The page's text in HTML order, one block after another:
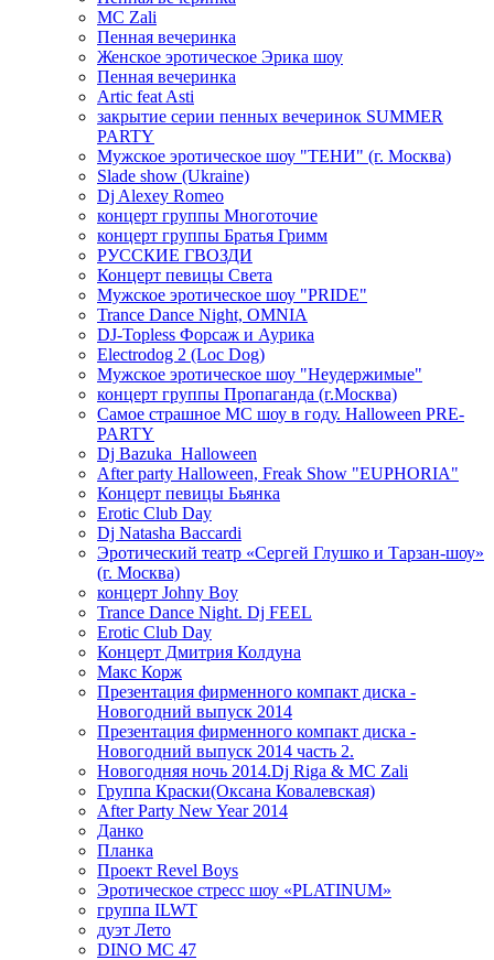
MC Zali
Пенная вечеринка
Женское эротическое Эрика шоу
Пенная вечеринка
Artic feat Asti
закрытие серии пенных вечеринок SUMMER
PARTY
Мужское эротическое шоу "ТЕНИ" (г. Москва)
Slade show (Ukraine)
Dj Alexey Romeo
концерт группы Многоточие
концерт группы Братья Гримм
РУССКИЕ ГВОЗДИ
Концерт певицы Света
Мужское эротическое шоу "PRIDE"
Trance Dance Night, OMNIA
DJ-Topless Форсаж и Аурика
Electrodog 2 (Loc Dog)
Мужское эротическое шоу "Неудержимые"
концерт группы Пропаганда (г.Москва)
Самое страшное МС шоу в году. Halloween PRE-
PARTY
Dj Bazuka_Halloween
After party Halloween, Freak Show "EUPHORIA"
Концерт певицы Бьянка
Erotic Club Day
Dj Natasha Baccardi
Эротический театр «Сергей Глушко и Тарзан-шоу»
(г. Москва)
концерт Johny Boy
Trance Dance Night. Dj FEEL
Erotic Club Day
Концерт Дмитрия Колдуна
Макс Корж
Презентация фирменного компакт диска -
Новогодний выпуск 2014
Презентация фирменного компакт диска -
Новогодний выпуск 2014 часть 2.
Новогодняя ночь 2014.Dj Riga & MC Zali
Группа Краски(Оксана Ковалевская)
After Party New Year 2014
Данко
Планка
Проект Revel Boys
Эротическое стресс шоу «PLATINUM»
группа ILWT
дуэт Лето
DINO MC 47